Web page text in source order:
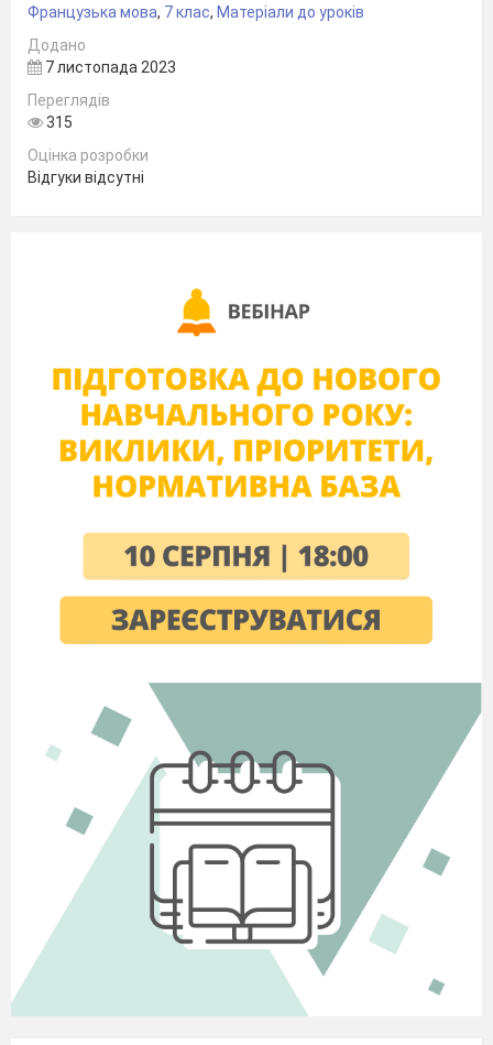
Французька мова, 7 клас, Матеріали до уроків
Додано
7 листопада 2023
Переглядів
315
Оцінка розробки
Відгуки відсутні